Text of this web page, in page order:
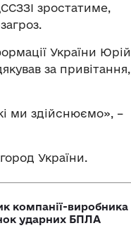
зростатиме,
України Юрій
за привітання,
ми здійснюємо», –
України.
компанії-виробника
ударних БПЛА